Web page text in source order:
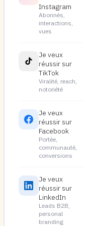
Instagram
Abonnés,
interactions,
vues
Je veux
réussir sur
TikTok
Viralité, reach,
notoriété
Je veux
réussir sur
Facebook
Portée,
communauté,
conversions
Je veux
réussir sur
LinkedIn
Leads B2B,
personal
branding